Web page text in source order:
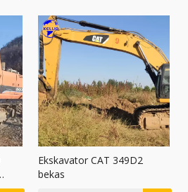
Ekskavator CAT 349D2
bekas